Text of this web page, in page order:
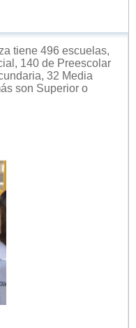
tiene 496 escuelas,
140 de Preescolar
32 Media
son Superior o